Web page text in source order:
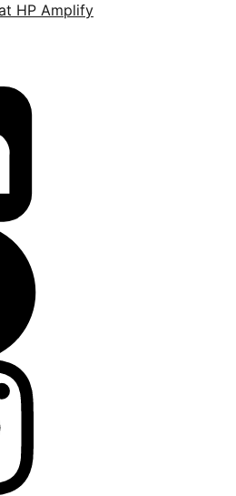
HP Amplify